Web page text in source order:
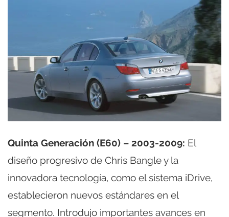
Quinta Generación (E60) – 2003-2009: El
diseño progresivo de Chris Bangle y la
innovadora tecnología, como el sistema iDrive,
establecieron nuevos estándares en el
segmento. Introdujo importantes avances en